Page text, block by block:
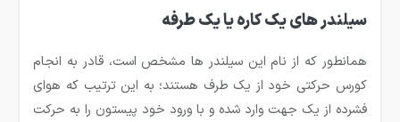
سیلندر های یک کاره یا یک طرفه
همانطور که از نام این سیلندر ها مشخص است، قادر به انجام
کورس حرکتی خود از یک طرف هستند؛ به این ترتیب که هوای
فشرده از یک جهت وارد شده و با ورود خود پیستون را به حرکت